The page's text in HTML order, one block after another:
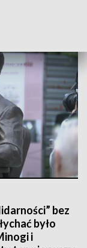
bez
było
i